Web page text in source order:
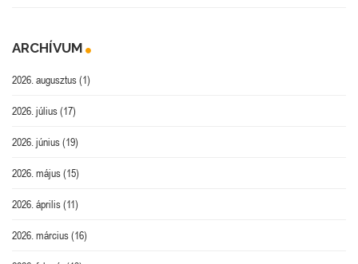
ARCHÍVUM
2026. augusztus(1)
2026. július(17)
2026. június(19)
2026. május(15)
2026. április(11)
2026. március(16)